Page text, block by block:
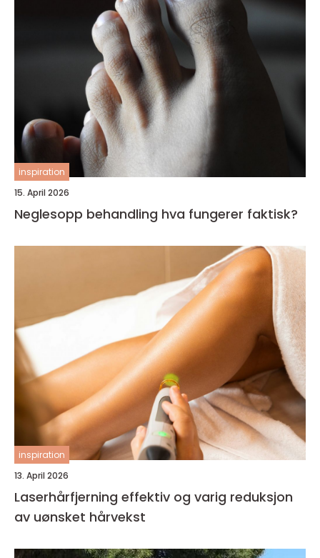
inspiration
15. April 2026
Neglesopp behandling hva fungerer faktisk?
inspiration
13. April 2026
Laserhårfjerning effektiv og varig reduksjon
av uønsket hårvekst